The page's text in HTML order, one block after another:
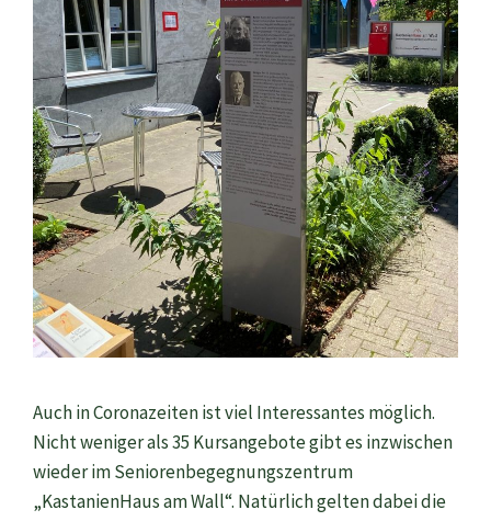
Auch in Coronazeiten ist viel Interessantes möglich.
Nicht weniger als 35 Kursangebote gibt es inzwischen
wieder im Seniorenbegegnungszentrum
„KastanienHaus am Wall“. Natürlich gelten dabei die